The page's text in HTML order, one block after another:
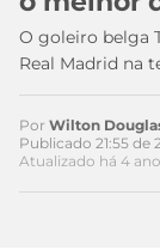
SITES
DE
2026
COPA
DO
MUNDO
TIMES
MEU
O goleiro belga
Real Madrid na
Por Wilton
Publicado 21:55 de
Atualizado há 4